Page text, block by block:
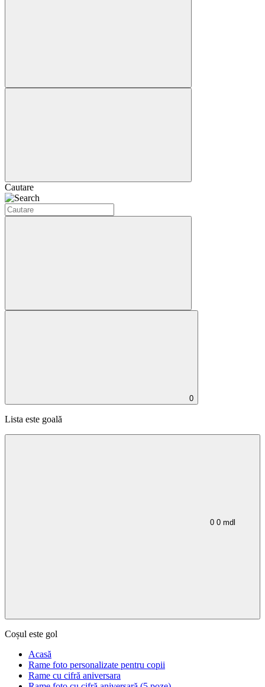
Cautare
0
Lista este goală
0 0 mdl
Coșul este gol
Acasă
Rame foto personalizate pentru copii
Rame cu cifră aniversara